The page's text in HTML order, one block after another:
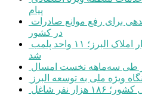
پیام
در کشور
شد
ویژه ملی به توسعه البرز